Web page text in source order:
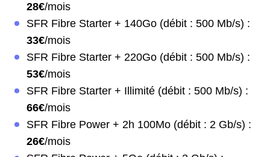
28€/mois
SFR Fibre Starter + 140Go (débit : 500 Mb/s) :
33€/mois
SFR Fibre Starter + 220Go (débit : 500 Mb/s) :
53€/mois
SFR Fibre Starter + Illimité (débit : 500 Mb/s) :
66€/mois
SFR Fibre Power + 2h 100Mo (débit : 2 Gb/s) :
26€/mois